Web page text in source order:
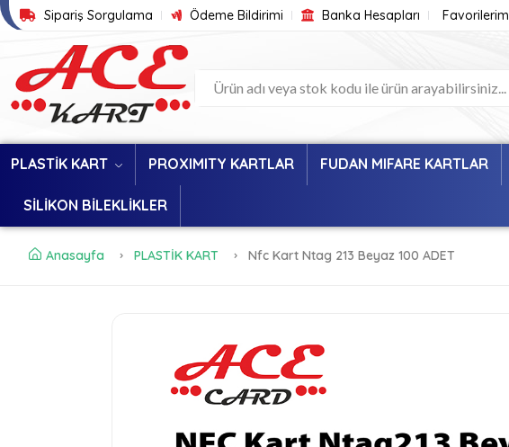
Sipariş Sorgulama Ödeme Bildirimi Banka Hesapları Favorilerim
PLASTİK KART PROXIMITY KARTLAR FUDAN MIFARE KARTLAR
SİLİKON BİLEKLİKLER
Anasayfa PLASTİK KART Nfc Kart Ntag 213 Beyaz 100 ADET